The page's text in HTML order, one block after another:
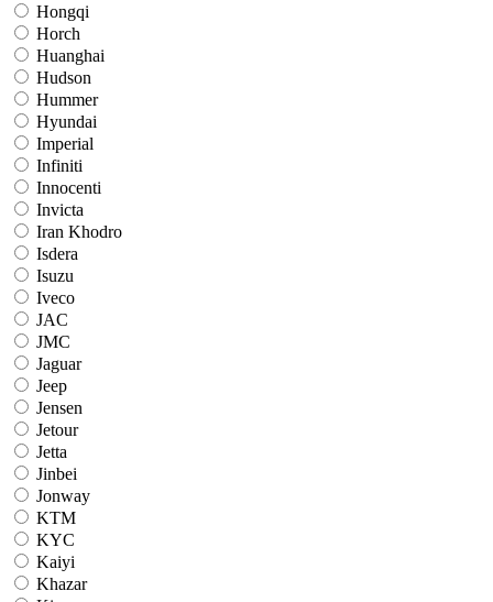
Hongqi
Horch
Huanghai
Hudson
Hummer
Hyundai
Imperial
Infiniti
Innocenti
Invicta
Iran Khodro
Isdera
Isuzu
Iveco
JAC
JMC
Jaguar
Jeep
Jensen
Jetour
Jetta
Jinbei
Jonway
KTM
KYC
Kaiyi
Khazar